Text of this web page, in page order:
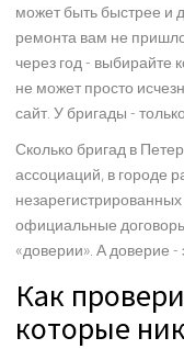
может быть быстрее и
ремонта вам не
через год - выбирайте
не может просто
сайт. У бригады -
Сколько бригад в
ассоциаций, в городе
официальные
«доверии». А доверие -
Как
которые